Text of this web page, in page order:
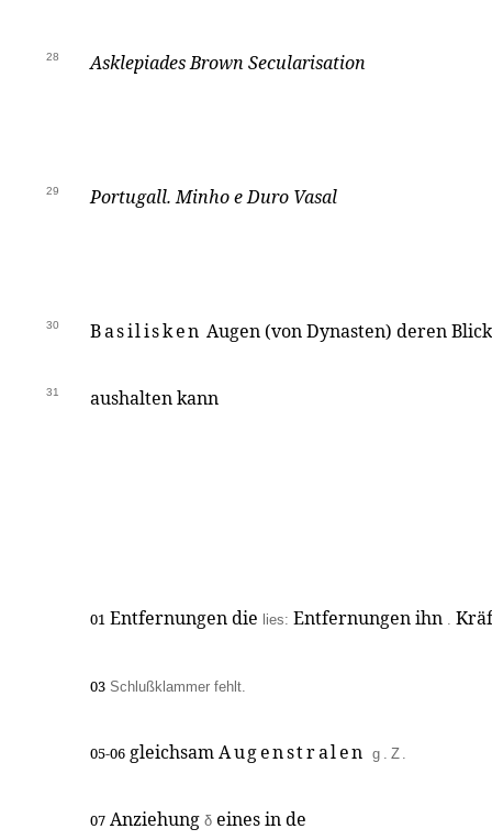
28 Asklepiades Brown Secularisation
29 Portugall. Minho e Duro Vasal
30 Basilisken Augen (von Dynasten) deren
31 aushalten kann
01 Entfernungen die lies: Entfernungen ihn .
03 Schlußklammer fehlt.
05-06 gleichsamAugenstraleng.Z.
07 Anziehung δ eines in de